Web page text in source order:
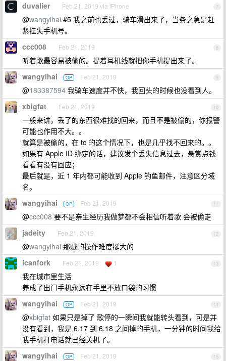
7
duvalier Feb 21, 2019 via iPhone
@wangyihai #5 我之前也丢过，骑车滑出来了，当务之急是赶
紧挂失手机号。
8
ccc008 Feb 21, 2019
听着歌最容易被偷的。提着耳机线就把你手机提出来了。
9
wangyihai OP Feb 21, 2019
@183387594 我骑车速度并不快，我回头的时候也没看到人。
10
xbigfat Feb 21, 2019
一般来讲，丢了的东西很难找的回来，而且不是被偷的，你报警
可能也作用不大。。
就算是被偷的，在 tc 的这个情况下，也是几乎找不回来的。。
如果有 Apple ID 绑定的话，建议发个丢失信息过去，悬赏点钱
看看有没有回应；
最后就是，近 1 年内都可能收到 Apple 钓鱼邮件，注意区分域
名。
11
wangyihai OP Feb 21, 2019
@ccc008 要不是亲生经历我做梦都不会相信听着歌 会被偷走
12
jadeity Feb 21, 2019
@wangyihai 那贼的操作难度挺大的
13
icanfork Feb 21, 2019 1
我在城市里生活
养成了出门手机永远在手里不放口袋的习惯
14
wangyihai OP Feb 21, 2019
@xbigfat 如果只是掉了 歌停的一瞬间我就能转头看到，可是并
没有看到，我是 6.17 到 6.18 之间掉的手机，一分钟的时间我给
我手机打电话就已经关机了。
15
wangyihai OP Feb 21, 2019